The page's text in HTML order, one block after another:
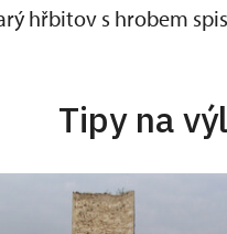
hřbitov s hrobem
Tipy na